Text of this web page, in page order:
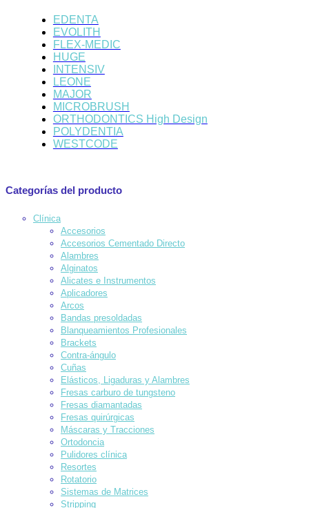
EDENTA
EVOLITH
FLEX-MEDIC
HUGE
INTENSIV
LEONE
MAJOR
MICROBRUSH
ORTHODONTICS High Design
POLYDENTIA
WESTCODE
Categorías del producto
Clínica
Accesorios
Accesorios Cementado Directo
Alambres
Alginatos
Alicates e Instrumentos
Aplicadores
Arcos
Bandas presoldadas
Blanqueamientos Profesionales
Brackets
Contra-ángulo
Cuñas
Elásticos, Ligaduras y Alambres
Fresas carburo de tungsteno
Fresas diamantadas
Fresas quirúrgicas
Máscaras y Tracciones
Ortodoncia
Pulidores clínica
Resortes
Rotatorio
Sistemas de Matrices
Stripping